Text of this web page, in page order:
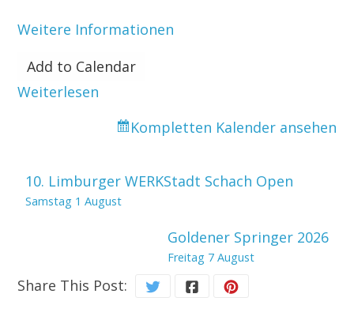
Weitere Informationen
Add to Calendar
Weiterlesen
Kompletten Kalender ansehen
10. Limburger WERKStadt Schach Open
Samstag 1 August
Goldener Springer 2026
Freitag 7 August
Share This Post: